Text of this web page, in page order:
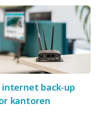
internet back-up
kantoren